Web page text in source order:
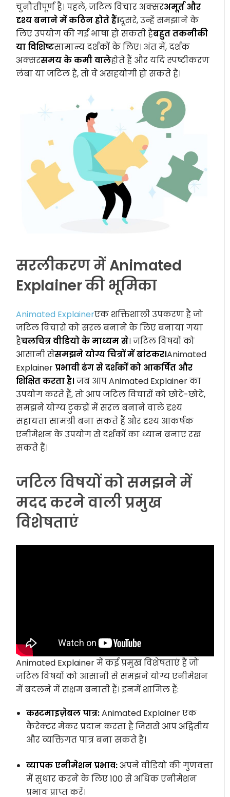
चुनौतीपूर्ण है। पहले, जटिल विचार अक्सरअमूर्त और
दृश्य बनाने में कठिन होते हैं।दूसरे, उन्हें समझाने के
लिए उपयोग की गई भाषा हो सकती हैबहुत तकनीकी
या विशिष्टसामान्य दर्शकों के लिए। अंत में, दर्शक
अक्सरसमय के कमी वालेहोते हैं और यदि स्पष्टीकरण
लंबा या जटिल है, तो वे असहयोगी हो सकते हैं।
सरलीकरण में Animated
Explainer की भूमिका
Animated Explainerएक शक्तिशाली उपकरण है जो
जटिल विचारों को सरल बनाने के लिए बनाया गया
हैचलचित्र वीडियो के माध्यम से। जटिल विषयों को
आसानी सेसमझने योग्य चित्रों में बांटकर।Animated
Explainerप्रभावी ढंग से दर्शकों को आकर्षित और
शिक्षित करता है। जब आप Animated Explainer का
उपयोग करते हैं, तो आप जटिल विचारों को छोटे-छोटे,
समझने योग्य टुकड़ों में सरल बनाने वाले दृश्य
सहायता सामग्री बना सकते हैं और दृश्य आकर्षक
एनीमेशन के उपयोग से दर्शकों का ध्यान बनाए रख
सकते हैं।
जटिल विषयों को समझने में
मदद करने वाली प्रमुख
विशेषताएं
Animated Explainer में कई प्रमुख विशेषताएं हैं जो
जटिल विषयों को आसानी से समझने योग्य एनीमेशन
में बदलने में सक्षम बनाती हैं। इनमें शामिल हैं:
कस्टमाइज़ेबल पात्र:Animated Explainer एक
कैरेक्टर मेकर प्रदान करता है जिससे आप अद्वितीय
और व्यक्तिगत पात्र बना सकते हैं।
व्यापक एनीमेशन प्रभाव:अपने वीडियो की गुणवत्ता
में सुधार करने के लिए 100 से अधिक एनीमेशन
प्रभाव प्राप्त करें।